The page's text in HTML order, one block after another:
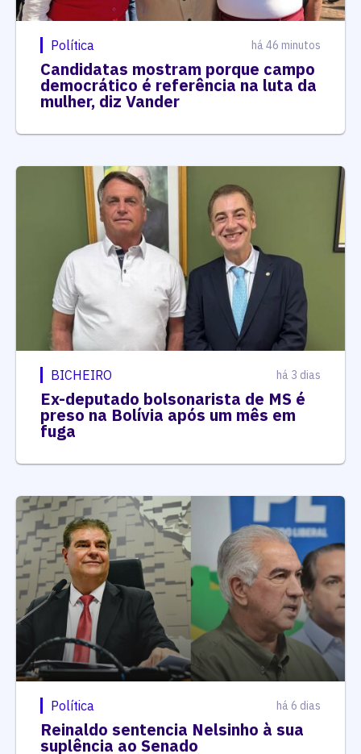
Política há 46 minutos
Candidatas mostram porque campo
democrático é referência na luta da
mulher, diz Vander
BICHEIRO há 3 dias
Ex-deputado bolsonarista de MS é
preso na Bolívia após um mês em
fuga
Política há 6 dias
Reinaldo sentencia Nelsinho à sua
suplência ao Senado